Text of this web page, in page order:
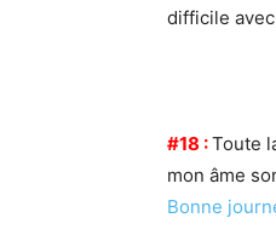
difficile
#18 :Toute
mon âme
Bonne